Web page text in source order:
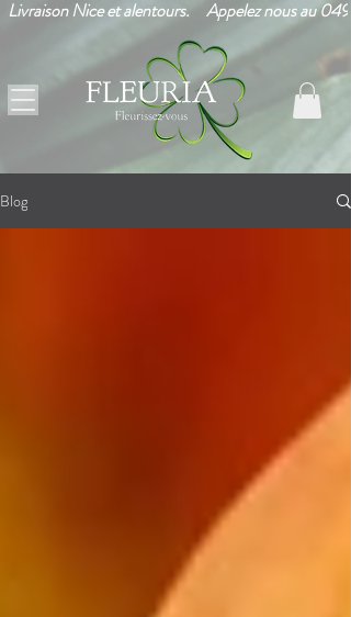
Livraison Nice et alentours.     Appelez nous au
Blog